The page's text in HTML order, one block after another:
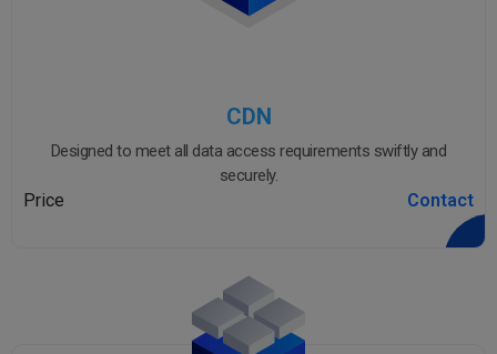
CDN
Designed to meet all data access requirements swiftly and
securely.
Price Contact